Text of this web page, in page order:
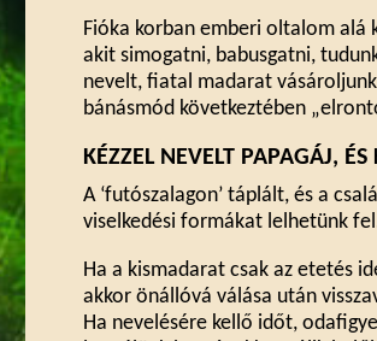
Fióka korban emberi oltalom alá
akit simogatni, babusgatni,
nevelt, fiatal madarat
bánásmód következtében
KÉZZEL NEVELT PAPAGÁJ,
A ‘futószalagon’ táplált, és a
viselkedési formákat lelhetünk
Ha a kismadarat csak az etetés
akkor önállóvá válása után
Ha nevelésére kellő időt,